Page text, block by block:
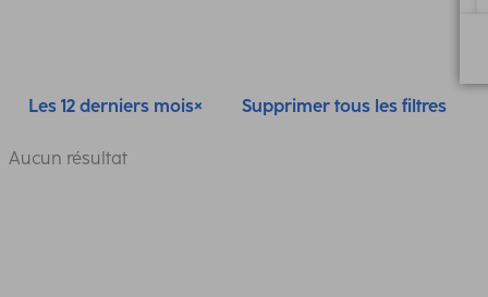
Les 12 derniers mois Supprimer tous les filtres
Aucun résultat